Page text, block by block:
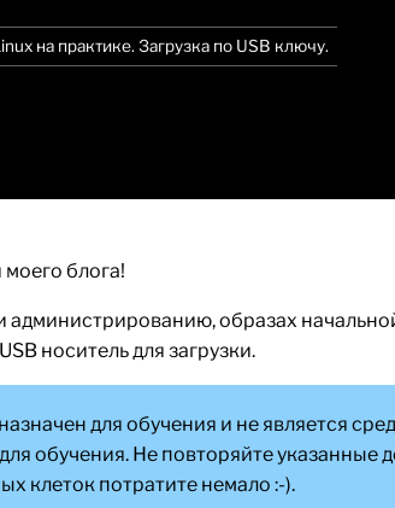
на практике. Загрузка по USB ключу.
блога!
образах
носитель для загрузки.
для обучения и не является
обучения. Не повторяйте указанные
клеток потратите немало :-).